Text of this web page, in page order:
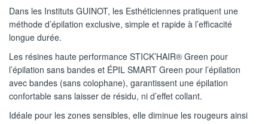
Dans les Instituts GUINOT, les Esthéticiennes pratiquent une
méthode d’épilation exclusive, simple et rapide à l’efficacité
longue durée.
Les résines haute performance STICK’HAIR® Green pour
l’épilation sans bandes et ÉPIL SMART Green pour l’épilation
avec bandes (sans colophane), garantissent une épilation
confortable sans laisser de résidu, ni d’effet collant.
Idéale pour les zones sensibles, elle diminue les rougeurs ainsi